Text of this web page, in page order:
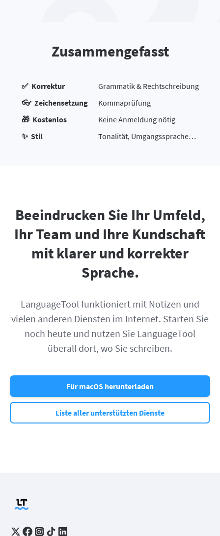
Zusammengefasst
✅ Korrektur
Grammatik & Rechtschreibung
👓 Zeichensetzung
Kommaprüfung
🎁 Kostenlos
Keine Anmeldung nötig
✨ Stil
Tonalität, Umgangssprache…
Beeindrucken Sie Ihr Umfeld,
Ihr Team und Ihre Kundschaft
mit klarer und korrekter
Sprache.
LanguageTool funktioniert mit Notizen und
vielen anderen Diensten im Internet. Starten Sie
noch heute und nutzen Sie LanguageTool
überall dort, wo Sie schreiben.
Für macOS herunterladen
Liste aller unterstützten Dienste